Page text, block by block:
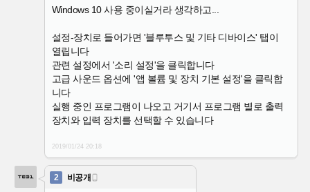
Windows 10 사용 중이실거라 생각하고...
설정-장치로 들어가면 '블루투스 및 기타 디바이스' 탭이
열립니다
관련 설정에서 '소리 설정'을 클릭합니다
고급 사운드 옵션에 '앱 볼륨 및 장치 기본 설정'을 클릭합
니다
실행 중인 프로그램이 나오고 거기서 프로그램 별로 출력
장치와 입력 장치를 선택할 수 있습니다
2019/01/24 20:18
2 비공개 